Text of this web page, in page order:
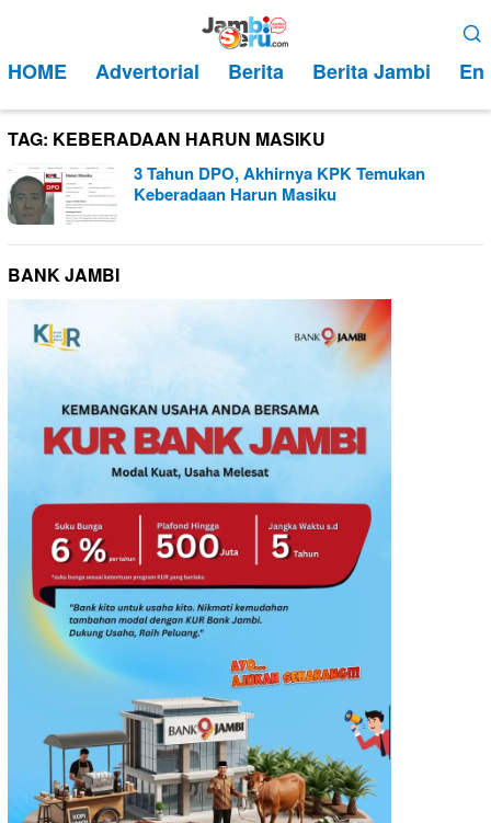
kontenMobile
HOME Advertorial Berita Berita Jambi
TAG: KEBERADAAN HARUN MASIKU
3 Tahun DPO, Akhirnya KPK Temukan
Keberadaan Harun Masiku
BANK JAMBI